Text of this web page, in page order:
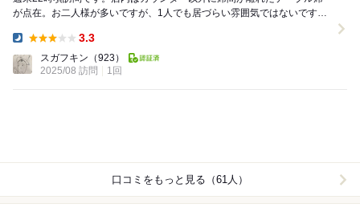
が点在。お二人様が多いですが、1人でも居づらい雰囲気ではないです。
3.3
スガフキン （923）
2025/08 訪問
1回
口コミをもっと見る（61人）